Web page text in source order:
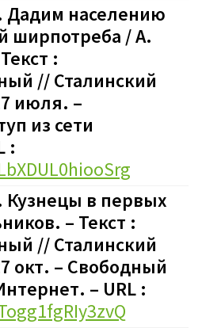
Дадим населению
ширпотреба / А.
:
// Сталинский
июля. –
из сети
:
Кузнецы в первых
– Текст :
// Сталинский
окт. – Свободный
– URL :